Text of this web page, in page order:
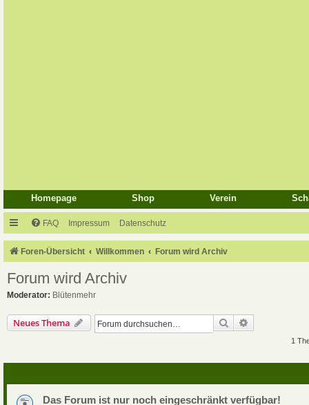
Homepage Shop Verein
FAQ Impressum Datenschutz
Foren-Übersicht Willkommen Forum wird Archiv
Forum wird Archiv
Moderator: Blütenmehr
Neues Thema Suche
1
Das Forum ist nur noch eingeschränkt verfügbar!